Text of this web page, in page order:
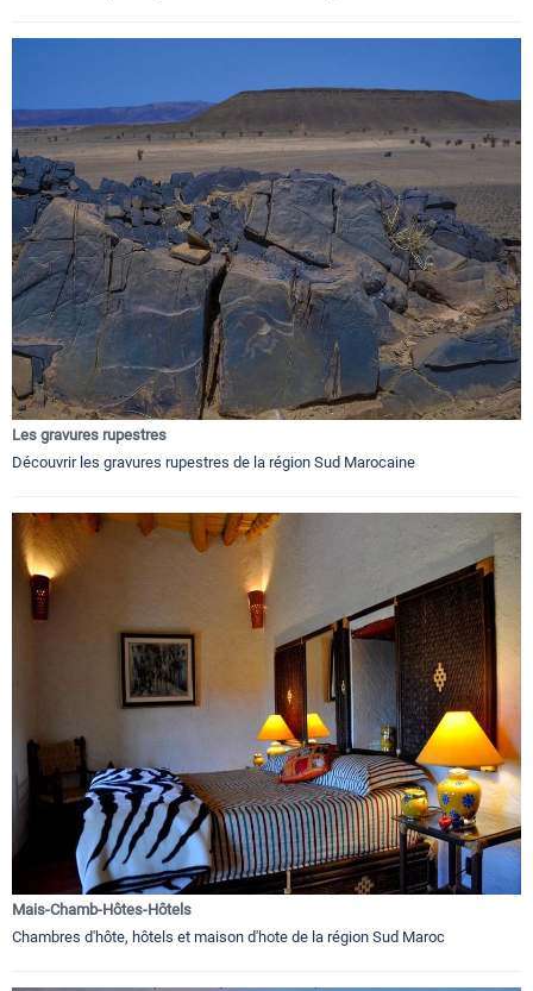
Les gravures rupestres
Découvrir les gravures rupestres de la région Sud Marocaine
Mais-Chamb-Hôtes-Hôtels
Chambres d'hôte, hôtels et maison d'hote de la région Sud Maroc